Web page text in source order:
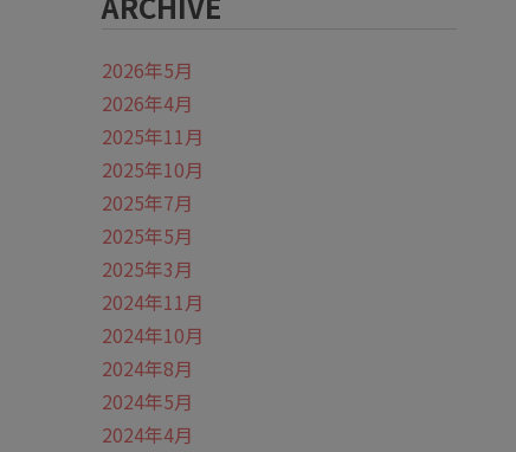
2026年5月
2026年4月
2025年11月
2025年10月
2025年7月
2025年5月
2025年3月
2024年11月
2024年10月
2024年8月
2024年5月
2024年4月